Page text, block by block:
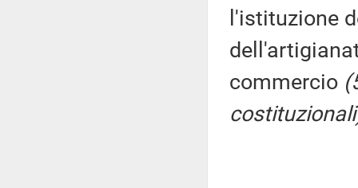
l'istituzione
commercio